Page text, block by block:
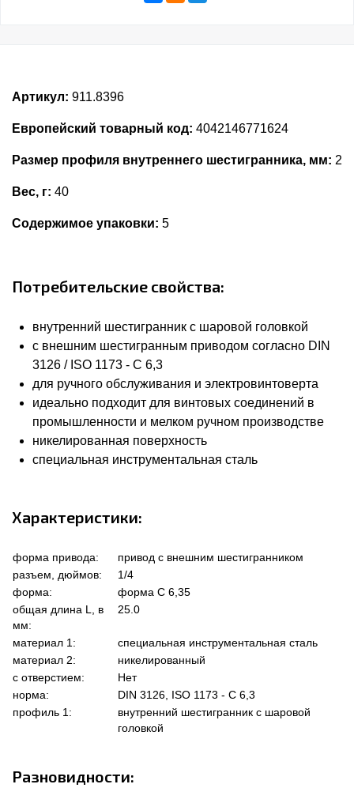
Артикул: 911.8396
Европейский товарный код: 4042146771624
Размер профиля внутреннего шестигранника, мм: 2
Вес, г: 40
Содержимое упаковки: 5
Потребительские свойства:
внутренний шестигранник с шаровой головкой
с внешним шестигранным приводом согласно DIN
3126 / ISO 1173 - C 6,3
для ручного обслуживания и электровинтоверта
идеально подходит для винтовых соединений в
промышленности и мелком ручном производстве
никелированная поверхность
специальная инструментальная сталь
Характеристики:
форма привода:
привод с внешним шестигранником
разъем, дюймов:
1/4
форма:
форма C 6,35
общая длина L, в
мм:
25.0
материал 1:
специальная инструментальная сталь
материал 2:
никелированный
с отверстием:
Нет
норма:
DIN 3126, ISO 1173 - C 6,3
профиль 1:
внутренний шестигранник с шаровой
головкой
Разновидности: